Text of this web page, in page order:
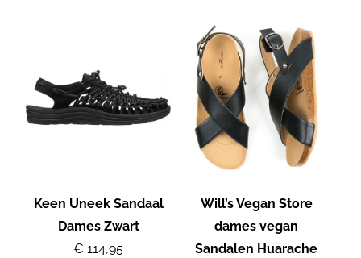
Keen Uneek Sandaal
Dames Zwart
€ 114,95
Will’s Vegan Store
dames vegan
Sandalen Huarache